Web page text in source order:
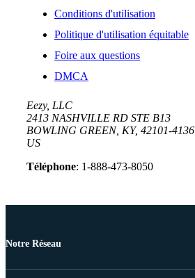
Conditions d'utilisation
Politique d'utilisation équitable
Foire aux questions
DMCA
Eezy, LLC
2413 NASHVILLE RD STE B13
BOWLING GREEN, KY, 42101-4136
US
Téléphone: 1-888-473-8050
Notre Réseau